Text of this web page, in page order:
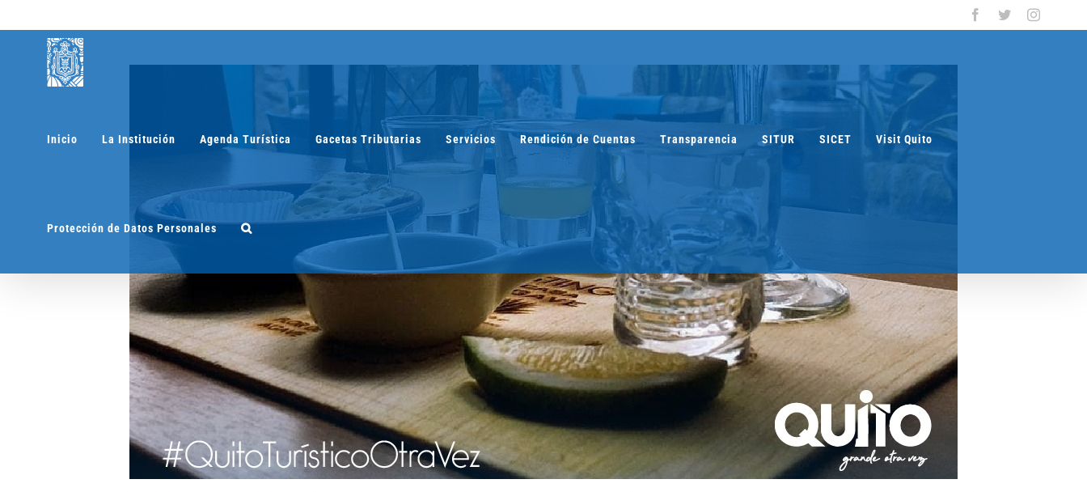
contenido
Facebook
Twitter
Inicio La Institución Agenda Turística Gacetas Tributarias Servicios Rendición de Cuentas Transparencia SITUR SICET Visit Quito
Protección de Datos Personales